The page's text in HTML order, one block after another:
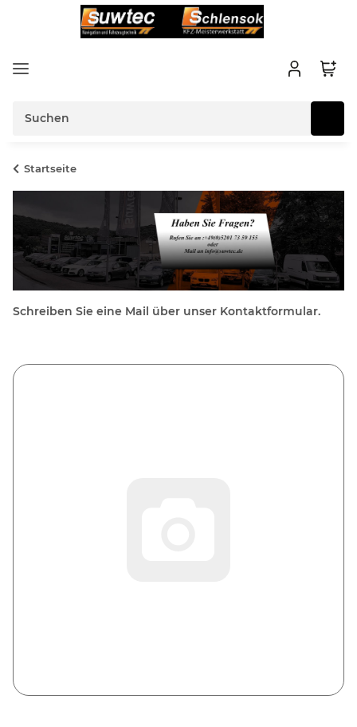
Startseite
Schreiben Sie eine Mail über unser Kontaktformular.